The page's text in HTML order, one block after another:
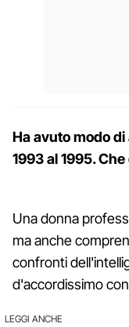
Ha avuto modo
1993 al 1995.
Una donna
ma anche
confronti
d'accordissimo
LEGGI ANCHE